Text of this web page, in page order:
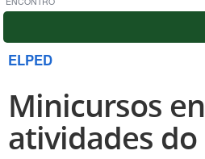
ELPED
Minicursos
atividades